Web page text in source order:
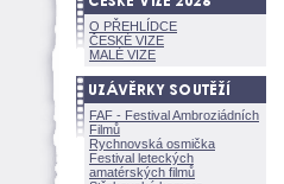
O PŘEHLÍDCE
ČESKÉ VIZE
MALÉ VIZE
FAF - Festival Ambroziádních
Filmů
Rychnovská osmička
Festival leteckých
amatérských filmů